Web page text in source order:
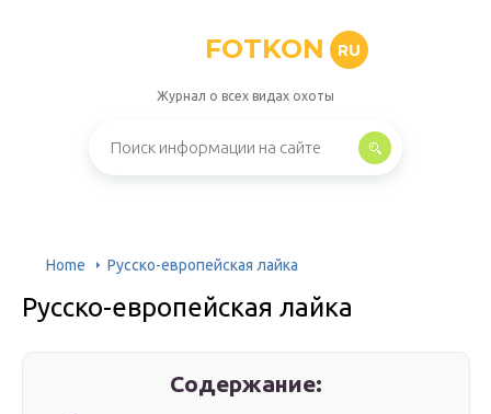
FOTKON RU
Журнал о всех видах охоты
Home Русско-европейская лайка
Русско-европейская лайка
Содержание: